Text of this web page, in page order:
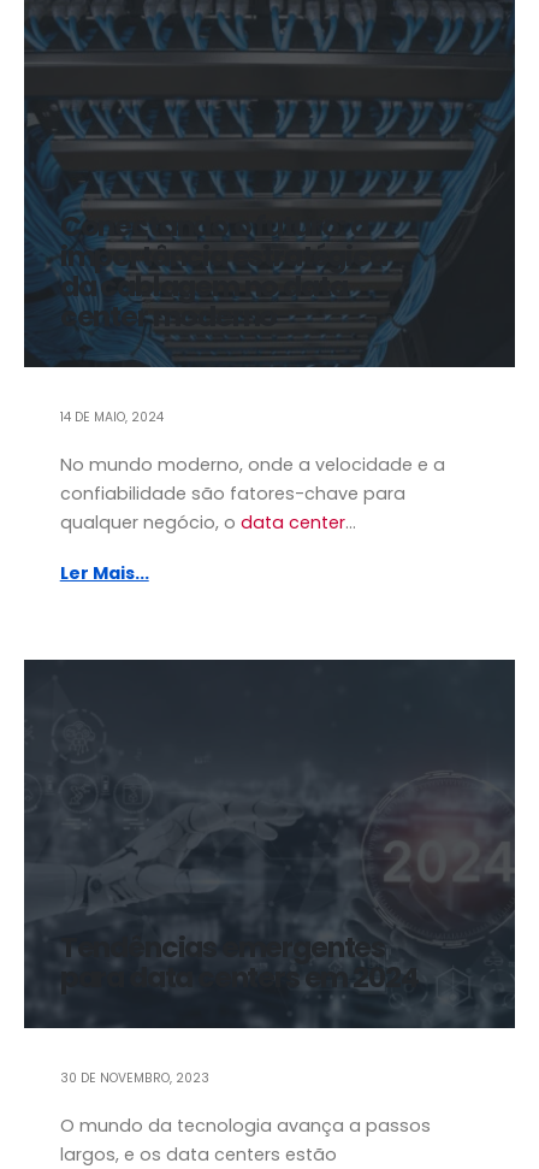
Conectando o futuro: a
importância estratégica
da cablagem no data
center moderno
14 DE MAIO, 2024
No mundo moderno, onde a velocidade e a
confiabilidade são fatores-chave para
qualquer negócio, o data center...
Ler Mais...
Tendências emergentes
para data centers em 2024
30 DE NOVEMBRO, 2023
O mundo da tecnologia avança a passos
largos, e os data centers estão